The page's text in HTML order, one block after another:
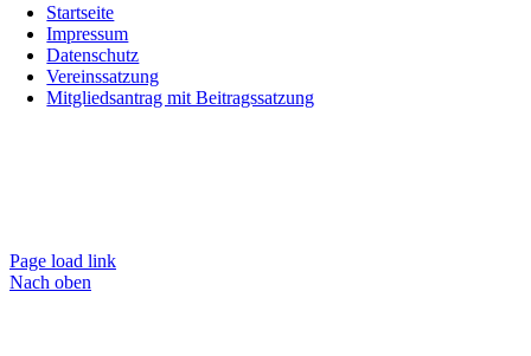
Startseite
Impressum
Datenschutz
Vereinssatzung
Mitgliedsantrag mit Beitragssatzung
Page load link
Nach oben